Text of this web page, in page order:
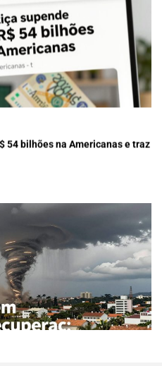
54 bilhões na Americanas e traz